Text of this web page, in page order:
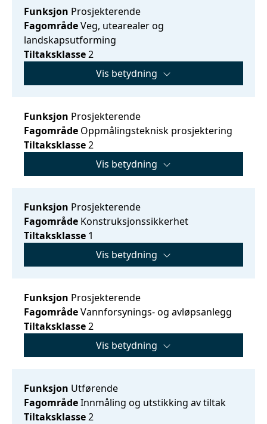
Funksjon Prosjekterende
FagområdeVeg, utearealer og
landskapsutforming
Tiltaksklasse2
Vis betydning
Funksjon Prosjekterende
Fagområde Oppmålingsteknisk prosjektering
Tiltaksklasse2
Vis betydning
Funksjon Prosjekterende
Fagområde Konstruksjonssikkerhet
Tiltaksklasse 1
Vis betydning
Funksjon Prosjekterende
FagområdeVannforsynings- og avløpsanlegg
Tiltaksklasse2
Vis betydning
Funksjon Utførende
FagområdeInnmåling og utstikking av tiltak
Tiltaksklasse2